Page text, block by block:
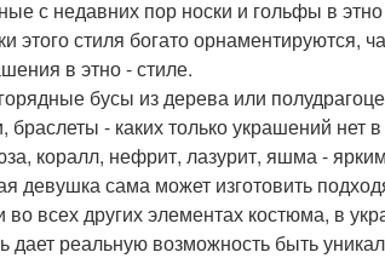
с недавних пор носки и гольфы в
этого стиля богато орнаментируются,
в этно - стиле.
бусы из дерева или
браслеты - каких только украшений
коралл, нефрит, лазурит, яшма -
девушка сама может изготовить
во всех других элементах костюма, в
дает реальную возможность быть